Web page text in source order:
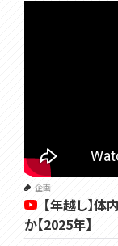
企画
【年越し】
か【2025年】